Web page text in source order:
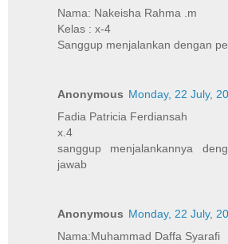
Nama: Nakeisha Rahma .m
Kelas : x-4
Sanggup menjalankan dengan
Anonymous Monday, 22 July,
Fadia Patricia Ferdiansah
x.4
sanggup menjalankannya
jawab
Anonymous Monday, 22 July,
Nama:Muhammad Daffa Syarafi